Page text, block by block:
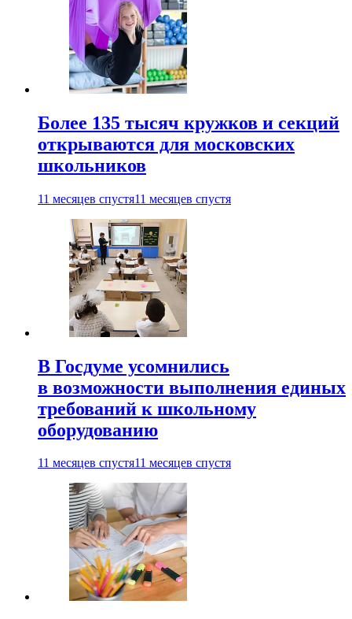
Более 135 тысяч кружков и секций
открываются для московских
школьников
11 месяцев спустя11 месяцев спустя
В Госдуме усомнились
в возможности выполнения единых
требований к школьному
оборудованию
11 месяцев спустя11 месяцев спустя